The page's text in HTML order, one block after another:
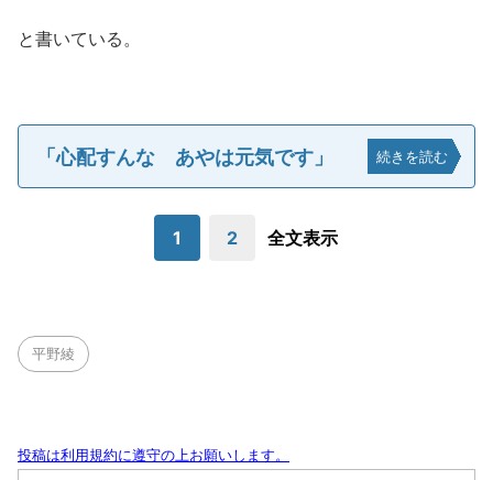
と書いている。
「心配すんな あやは元気です」 続きを読む
1 2 全文表示
平野綾